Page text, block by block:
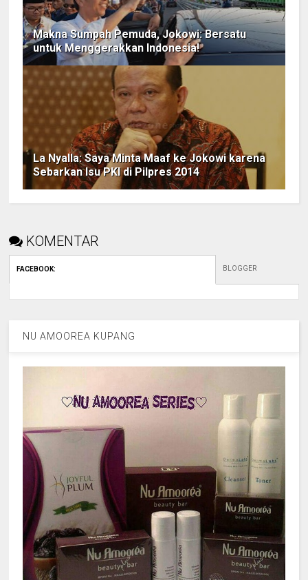
Makna Sumpah Pemuda, Jokowi: Bersatu
untuk Menggerakkan Indonesia!
La Nyalla: Saya Minta Maaf ke Jokowi karena
Sebarkan Isu PKI di Pilpres 2014
KOMENTAR
FACEBOOK: BLOGGER
NU AMOOREA KUPANG